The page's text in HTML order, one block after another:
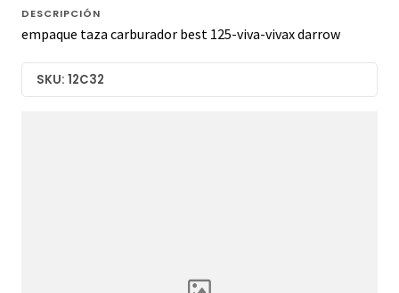
DESCRIPCIÓN
empaque taza carburador best 125-viva-vivax darrow
SKU: 12C32